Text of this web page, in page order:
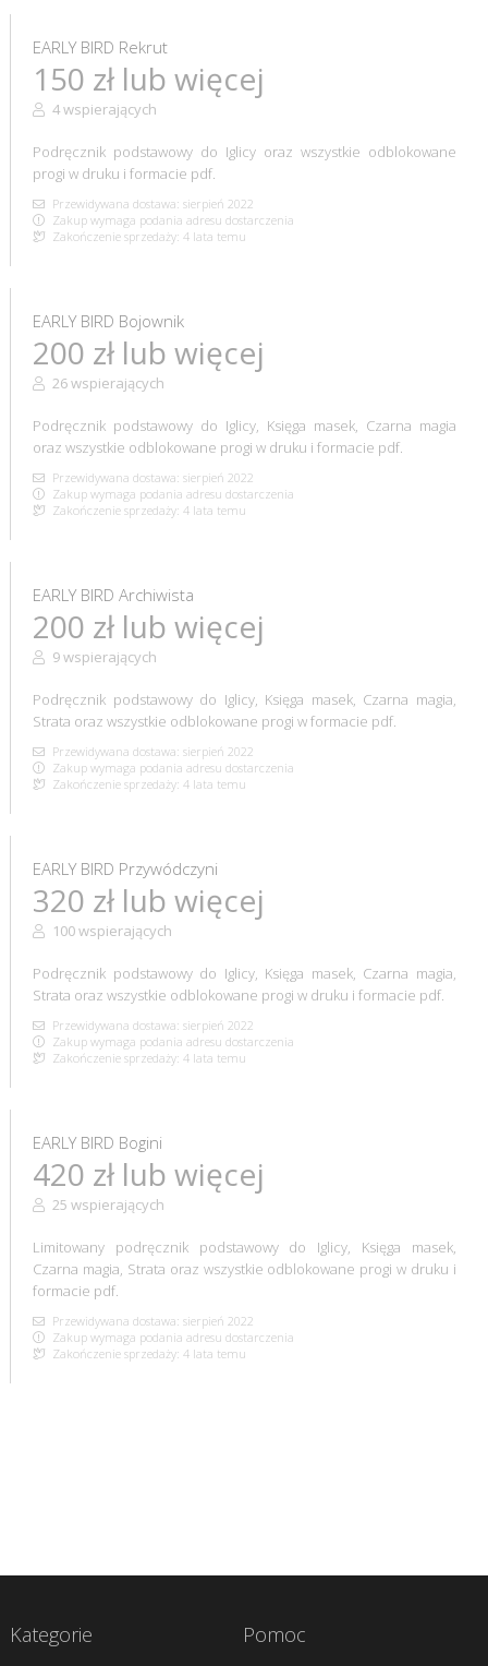
EARLY BIRD Rekrut
150 zł lub więcej
4 wspierających
Podręcznik podstawowy do Iglicy oraz wszystkie odblokowane
progi w druku i formacie pdf.
Przewidywana dostawa: sierpień 2022
Zakup wymaga podania adresu dostarczenia
Zakończenie sprzedaży: 4 lata temu
EARLY BIRD Bojownik
200 zł lub więcej
26 wspierających
Podręcznik podstawowy do Iglicy, Księga masek, Czarna magia
oraz wszystkie odblokowane progi w druku i formacie pdf.
Przewidywana dostawa: sierpień 2022
Zakup wymaga podania adresu dostarczenia
Zakończenie sprzedaży: 4 lata temu
EARLY BIRD Archiwista
200 zł lub więcej
9 wspierających
Podręcznik podstawowy do Iglicy, Księga masek, Czarna magia,
Strata oraz wszystkie odblokowane progi w formacie pdf.
Przewidywana dostawa: sierpień 2022
Zakup wymaga podania adresu dostarczenia
Zakończenie sprzedaży: 4 lata temu
EARLY BIRD Przywódczyni
320 zł lub więcej
100 wspierających
Podręcznik podstawowy do Iglicy, Księga masek, Czarna magia,
Strata oraz wszystkie odblokowane progi w druku i formacie pdf.
Przewidywana dostawa: sierpień 2022
Zakup wymaga podania adresu dostarczenia
Zakończenie sprzedaży: 4 lata temu
EARLY BIRD Bogini
420 zł lub więcej
25 wspierających
Limitowany podręcznik podstawowy do Iglicy, Księga masek,
Czarna magia, Strata oraz wszystkie odblokowane progi w druku i
formacie pdf.
Przewidywana dostawa: sierpień 2022
Zakup wymaga podania adresu dostarczenia
Zakończenie sprzedaży: 4 lata temu
Kategorie Pomoc